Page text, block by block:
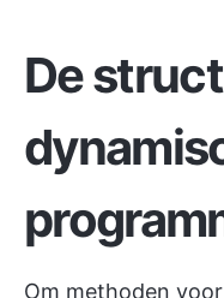
De
Om methoden